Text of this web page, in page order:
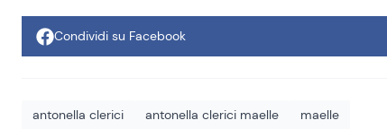
Condividi su Facebook
antonella clerici antonella clerici maelle maelle